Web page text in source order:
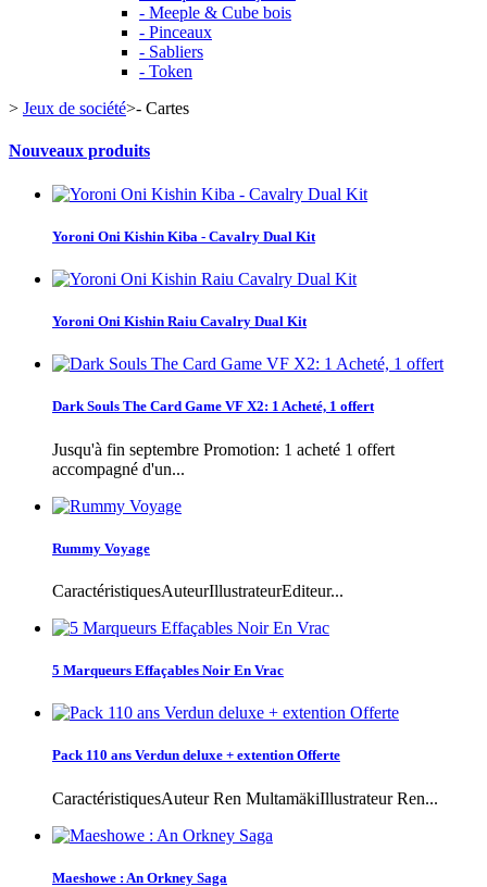
- Meeple & Cube bois
- Pinceaux
- Sabliers
- Token
> Jeux de société>- Cartes
Nouveaux produits
Yoroni Oni Kishin Kiba - Cavalry Dual Kit
Yoroni Oni Kishin Raiu Cavalry Dual Kit
Dark Souls The Card Game VF X2: 1 Acheté, 1 offert
Jusqu'à fin septembre Promotion: 1 acheté 1 offert
accompagné d'un...
Rummy Voyage
CaractéristiquesAuteurIllustrateurEditeur...
5 Marqueurs Effaçables Noir En Vrac
Pack 110 ans Verdun deluxe + extention Offerte
CaractéristiquesAuteur Ren MultamäkiIllustrateur Ren...
Maeshowe : An Orkney Saga